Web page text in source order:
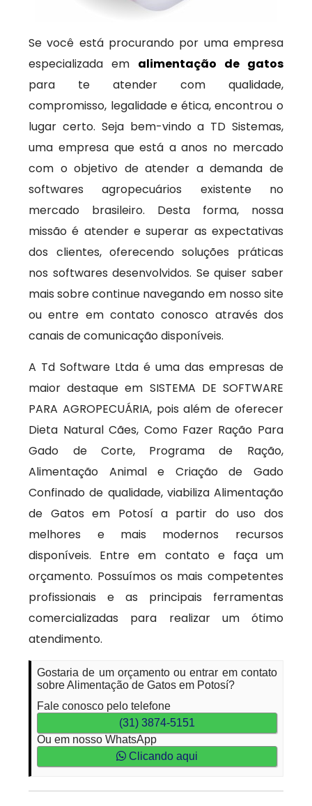
Se você está procurando por uma empresa
especializada em alimentação de gatos
para te atender com qualidade,
compromisso, legalidade e ética, encontrou o
lugar certo. Seja bem-vindo a TD Sistemas,
uma empresa que está a anos no mercado
com o objetivo de atender a demanda de
softwares agropecuários existente no
mercado brasileiro. Desta forma, nossa
missão é atender e superar as expectativas
dos clientes, oferecendo soluções práticas
nos softwares desenvolvidos. Se quiser saber
mais sobre continue navegando em nosso site
ou entre em contato conosco através dos
canais de comunicação disponíveis.
A Td Software Ltda é uma das empresas de
maior destaque em SISTEMA DE SOFTWARE
PARA AGROPECUÁRIA, pois além de oferecer
Dieta Natural Cães, Como Fazer Ração Para
Gado de Corte, Programa de Ração,
Alimentação Animal e Criação de Gado
Confinado de qualidade, viabiliza Alimentação
de Gatos em Potosí a partir do uso dos
melhores e mais modernos recursos
disponíveis. Entre em contato e faça um
orçamento. Possuímos os mais competentes
profissionais e as principais ferramentas
comercializadas para realizar um ótimo
atendimento.
Gostaria de um orçamento ou entrar em contato
sobre Alimentação de Gatos em Potosí?
Fale conosco pelo telefone
(31) 3874-5151
Ou em nosso WhatsApp
Clicando aqui